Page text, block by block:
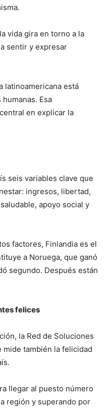
vida gira en torno a la
sentir y expresar
latinoamericana está
Esa
en explicar la
seis variables clave que
ingresos, libertad,
apoyo social y
factores, Finlandia es el
a Noruega, que ganó
segundo. Después están
felices
la Red de Soluciones
también la felicidad
llegar al puesto número
región y superando por